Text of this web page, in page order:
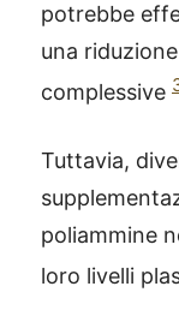
potrebbe
una
complessive
Tuttavia,
poliammine
loro livelli